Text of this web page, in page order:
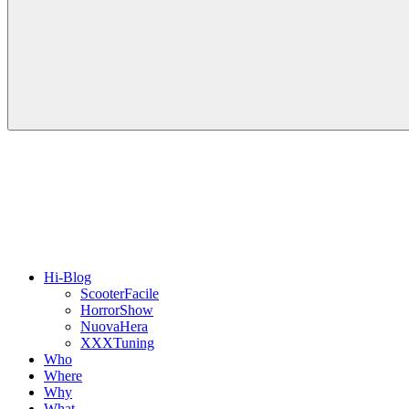
Hi-Blog
ScooterFacile
HorrorShow
NuovaHera
XXXTuning
Who
Where
Why